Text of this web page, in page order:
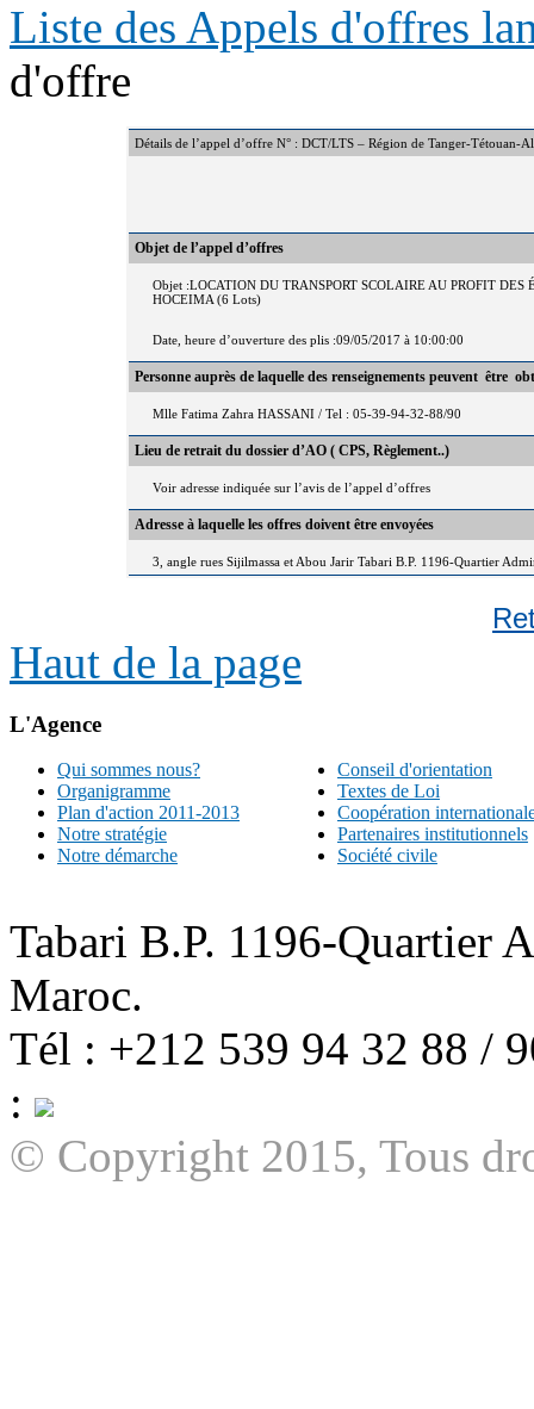
Liste des Appels d'offres
d'offre
Détails de l’appel d’offre N° : DCT/LTS – Région de Tanger-Tétouan-
Objet de l’appel d’offres
Objet :LOCATION DU TRANSPORT SCOLAIRE AU PROFIT
HOCEIMA (6 Lots)
Date, heure d’ouverture des plis :09/05/2017 à 10:00:00
Personne auprès de laquelle des renseignements peuvent être
Mlle Fatima Zahra HASSANI / Tel : 05-39-94-32-88/90
Lieu de retrait du dossier d’AO ( CPS, Règlement..)
Voir adresse indiquée sur l’avis de l’appel d’offres
Adresse à laquelle les offres doivent être envoyées
3, angle rues Sijilmassa et Abou Jarir Tabari B.P. 1196-Quartier
Haut de la page
L'Agence
Qui sommes nous?
Organigramme
Plan d'action 2011-2013
Notre stratégie
Notre démarche
Conseil d'orientation
Textes de Loi
Coopération
Partenaires institutionnels
Société civile
Tabari B.P. 1196-Quartier
Maroc.
Tél : +212 539 94 32 88 /
:
© Copyright 2015, Tous